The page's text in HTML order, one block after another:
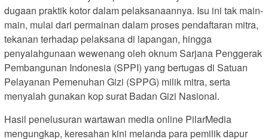
dugaan praktik kotor dalam pelaksanaannya. Isu ini tak main-
main, mulai dari permainan dalam proses pendaftaran mitra,
tekanan terhadap pelaksana di lapangan, hingga
penyalahgunaan wewenang oleh oknum Sarjana Penggerak
Pembangunan Indonesia (SPPI) yang bertugas di Satuan
Pelayanan Pemenuhan Gizi (SPPG) milik mitra, serta
menyalah gunakan kop surat Badan Gizi Nasional.
Hasil penelusuran wartawan media online PilarMedia
mengungkap, keresahan kini melanda para pemilik dapur